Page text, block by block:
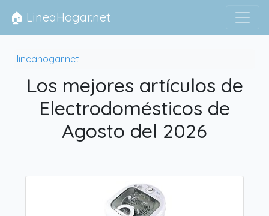
🏠 LineaHogar.net
lineahogar.net
Los mejores artículos de
Electrodomésticos de
Agosto del 2026